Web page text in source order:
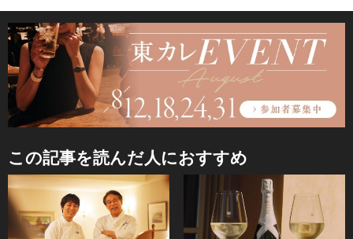
この記事を読んだ人におすすめ